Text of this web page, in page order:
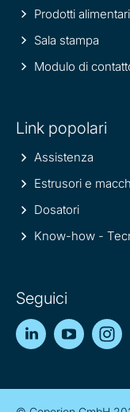
Prodotti
Sala stampa
Modulo di
Link popolari
Assistenza
Estrusori e
Dosatori
Know-how -
Seguici
LinkedIn